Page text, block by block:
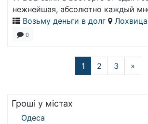
нежнейшая, абсолютно каждый
Возьму деньги в долг
Лохвица
0
1 2 3 »
Гроші у містах
Одеса